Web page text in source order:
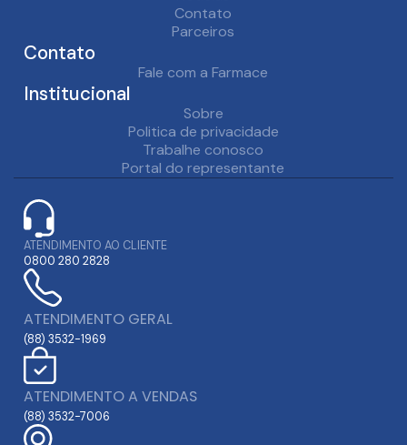
Contato
Parceiros
Contato
Fale com a Farmace
Institucional
Sobre
Politica de privacidade
Trabalhe conosco
Portal do representante
ATENDIMENTO AO CLIENTE
0800 280 2828
ATENDIMENTO GERAL
(88) 3532-1969
ATENDIMENTO A VENDAS
(88) 3532-7006